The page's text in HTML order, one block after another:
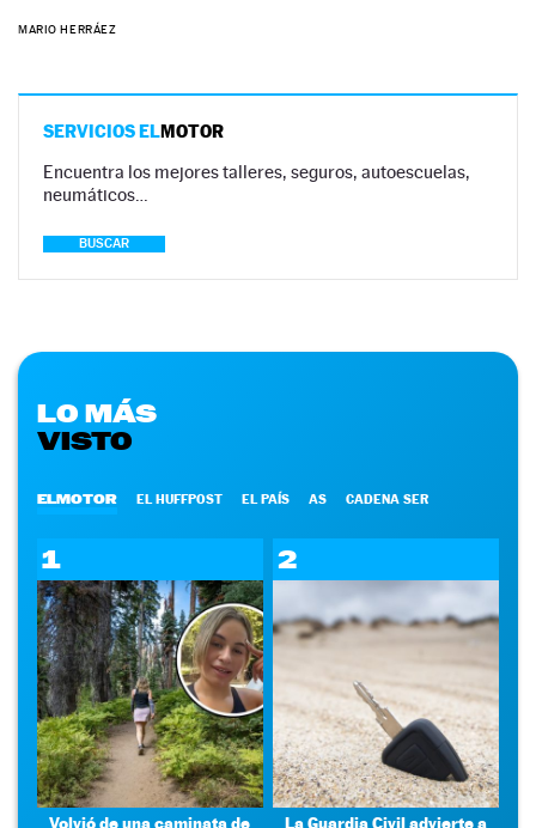
MARIO HERRÁEZ
SERVICIOS ELMOTOR
Encuentra los mejores talleres, seguros, autoescuelas,
neumáticos…
BUSCAR
LO MÁS
VISTO
ELMOTOR EL HUFFPOST EL PAÍS AS CADENA SER
1
Volvió de una caminata de
2
La Guardia Civil advierte a